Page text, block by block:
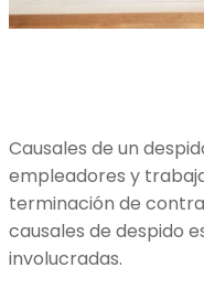
Causales de un
empleadores y
terminación de
causales de despido
involucradas.